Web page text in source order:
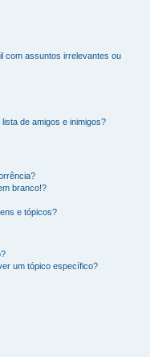
com assuntos irrelevantes ou
de amigos e inimigos?
branco!?
e tópicos?
um tópico específico?